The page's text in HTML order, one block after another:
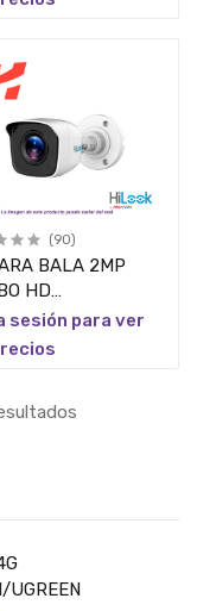
(90)
BALA 2MP
HD
2.8
20MTS
EXTERIOR
sesión para ver